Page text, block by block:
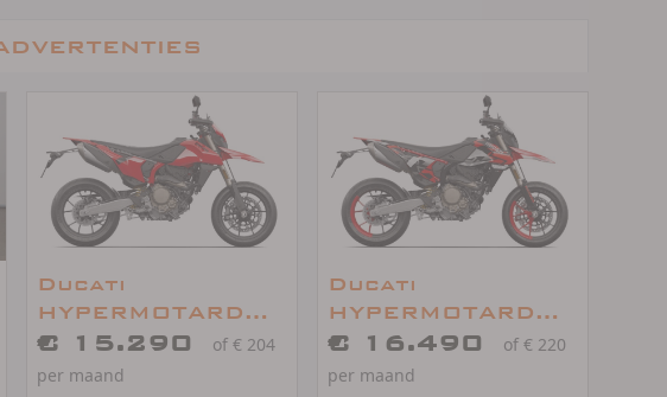
Ducati
HYPERMOTARD
698 MONO
€ 15.290
of € 204
per maand
Ducati
HYPERMOTARD
698 MONO RVE
€ 16.490
of € 220
per maand